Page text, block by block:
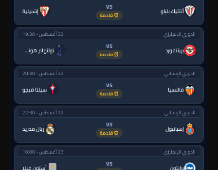
أتلتيك بلباو VS
⏰ قادمة إشبيلية
الدوري الإنجليزي 22 أغسطس - 19:30
برينتفورد VS
⏰ قادمة توتنهام هوتسبر
الدوري الإسباني 22 أغسطس - 20:30
فالنسيا VS
⏰ قادمة سيلتا فيجو
الدوري الإسباني 22 أغسطس - 22:30
إسبانيول VS
⏰ قادمة ريال مدريد
الدوري الإنجليزي 23 أغسطس - 16:00
VS